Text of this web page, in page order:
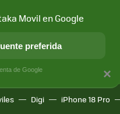
APLICACIONES
Digi iPhone 18 Pro
×
Movil en Google
preferida
de Google